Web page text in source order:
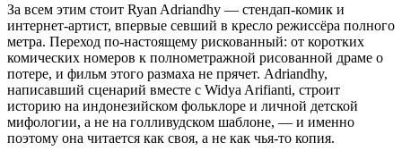
За всем этим стоит Ryan Adriandhy — стендап-комик и
интернет-артист, впервые севший в кресло режиссёра полного
метра. Переход по-настоящему рискованный: от коротких
комических номеров к полнометражной рисованной драме о
потере, и фильм этого размаха не прячет. Adriandhy,
написавший сценарий вместе с Widya Arifianti, строит
историю на индонезийском фольклоре и личной детской
мифологии, а не на голливудском шаблоне, — и именно
поэтому она читается как своя, а не как чья-то копия.